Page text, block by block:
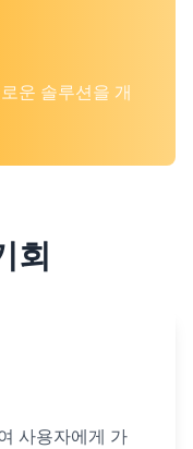
운 솔루션을 개
회
사용자에게 가